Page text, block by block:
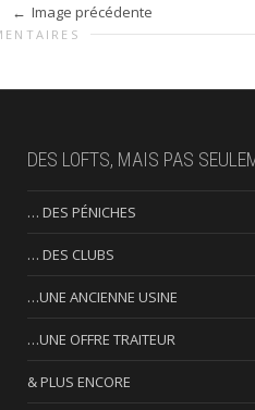
Image précédente
DES LOFTS, MAIS PAS
… DES PÉNICHES
… DES CLUBS
…UNE ANCIENNE USINE
…UNE OFFRE TRAITEUR
& PLUS ENCORE